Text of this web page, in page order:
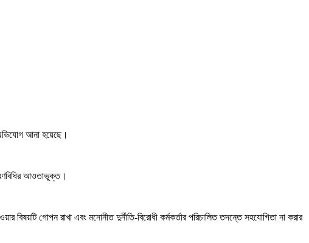
অভিযোগ আনা হয়েছে।
আওতাভুক্ত।
বিষয়টি গোপন রাখা এবং মনোনীত দুর্নীতি-বিরোধী কর্মকর্তার পরিচালিত তদন্তে সহযোগিতা না করার